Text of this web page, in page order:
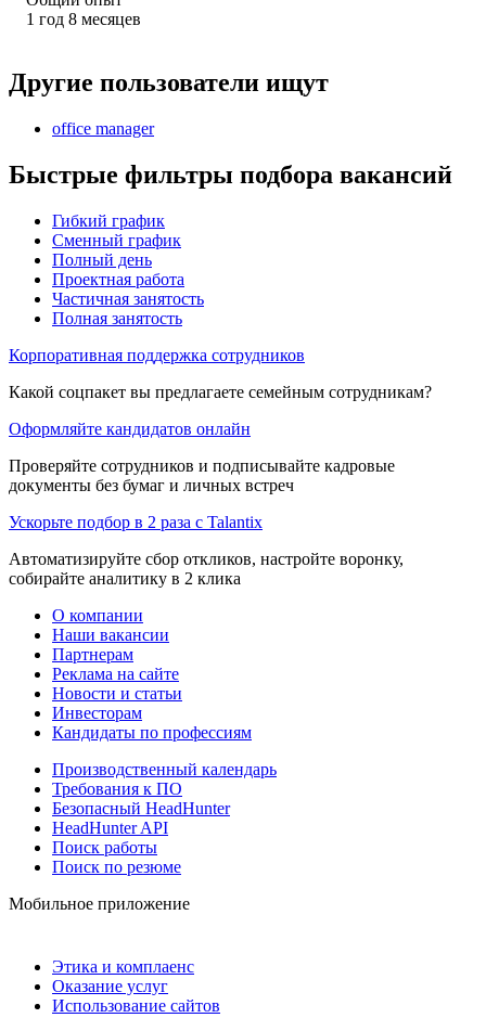
1 год 8 месяцев
Другие пользователи ищут
office manager
Быстрые фильтры подбора вакансий
Гибкий график
Сменный график
Полный день
Проектная работа
Частичная занятость
Полная занятость
Корпоративная поддержка сотрудников
Какой соцпакет вы предлагаете семейным сотрудникам?
Оформляйте кандидатов онлайн
Проверяйте сотрудников и подписывайте кадровые
документы без бумаг и личных встреч
Ускорьте подбор в 2 раза с Talantix
Автоматизируйте сбор откликов, настройте воронку,
собирайте аналитику в 2 клика
О компании
Наши вакансии
Партнерам
Реклама на сайте
Новости и статьи
Инвесторам
Кандидаты по профессиям
Производственный календарь
Требования к ПО
Безопасный HeadHunter
HeadHunter API
Поиск работы
Поиск по резюме
Мобильное приложение
Этика и комплаенс
Оказание услуг
Использование сайтов